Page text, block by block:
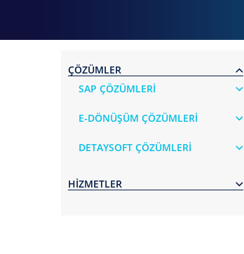
ÇÖZÜMLER
SAP ÇÖZÜMLERİ
E-DÖNÜŞÜM ÇÖZÜMLERİ
DETAYSOFT ÇÖZÜMLERİ
HİZMETLER